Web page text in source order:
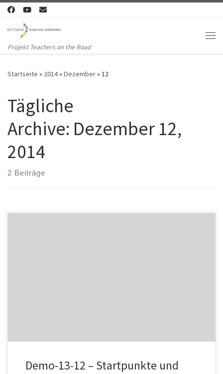
Zum Inhalt springen
Projekt Teachers on the Road
Startseite » 2014»Dezember»12
Tägliche
Archive: Dezember 12,
2014
2 Beiträge
Demo-13-12 – Startpunkte und